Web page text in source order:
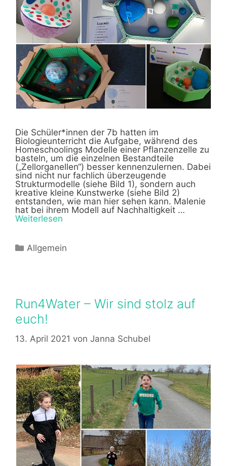
Die Schüler*innen der 7b hatten im
Biologieunterricht die Aufgabe, während des
Homeschoolings Modelle einer Pflanzenzelle zu
basteln, um die einzelnen Bestandteile
(„Zellorganellen“) besser kennenzulernen. Dabei
sind nicht nur fachlich überzeugende
Strukturmodelle (siehe Bild 1), sondern auch
kreative kleine Kunstwerke (siehe Bild 2)
entstanden, wie man hier sehen kann. Malenie
hat bei ihrem Modell auf Nachhaltigkeit …
Weiterlesen
Kategorien
Allgemein
Run4Water – Wir sind stolz auf
euch!
13. April 2021 von Janna Schubel